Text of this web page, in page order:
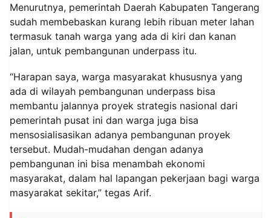
Menurutnya, pemerintah Daerah Kabupaten Tangerang
sudah membebaskan kurang lebih ribuan meter lahan
termasuk tanah warga yang ada di kiri dan kanan
jalan, untuk pembangunan underpass itu.
“Harapan saya, warga masyarakat khususnya yang
ada di wilayah pembangunan underpass bisa
membantu jalannya proyek strategis nasional dari
pemerintah pusat ini dan warga juga bisa
mensosialisasikan adanya pembangunan proyek
tersebut. Mudah-mudahan dengan adanya
pembangunan ini bisa menambah ekonomi
masyarakat, dalam hal lapangan pekerjaan bagi warga
masyarakat sekitar,” tegas Arif.